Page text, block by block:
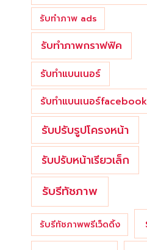
รับทำภาพ ads
รับทำภาพกราฟฟิค
รับทำแบนเนอร์
รับทำแบนเนอร์facebook
รับปรับรูปโครงหน้า
รับปรับหน้าเรียวเล็ก
รับรีทัชภาพ
รับรีทัชภาพพรีเว็ดดิ้ง